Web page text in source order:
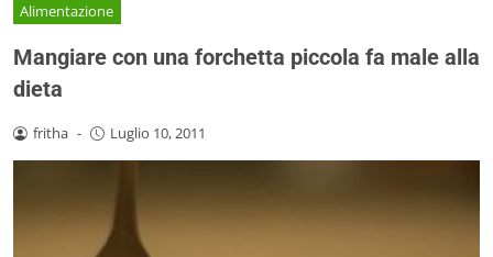
Alimentazione
Mangiare con una forchetta piccola fa male alla
dieta
fritha - Luglio 10, 2011